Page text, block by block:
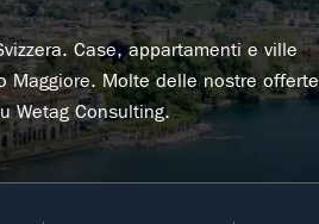
Case, appartamenti e ville
Maggiore. Molte delle nostre offerte
Wetag Consulting.